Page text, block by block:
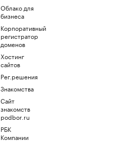
Облако для
бизнеса
Корпоративный
регистратор
доменов
Хостинг
сайтов
Рег.решения
Знакомства
Сайт
знакомств
podbor.ru
РБК
Компании